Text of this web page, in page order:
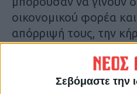
Σεβόμαστε την
οικονομικού φορέα
απόρριψή τους, την
αναθέτουσας αρχής
συμμετοχής του